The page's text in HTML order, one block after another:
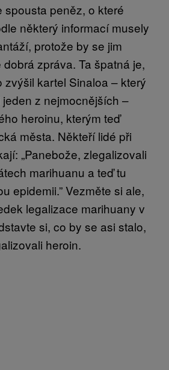
spousta peněz, o které
některý informací musely
protože by se jim
dobrá zpráva. Ta špatná je,
zvýšil kartel Sinaloa – který
z nejmocnějších –
heroinu, kterým teď
města. Někteří lidé při
„Panebože, zlegalizovali
marihuanu a teď tu
epidemii.” Vezměte si ale,
legalizace marihuany v
si, co by se asi stalo,
heroin.